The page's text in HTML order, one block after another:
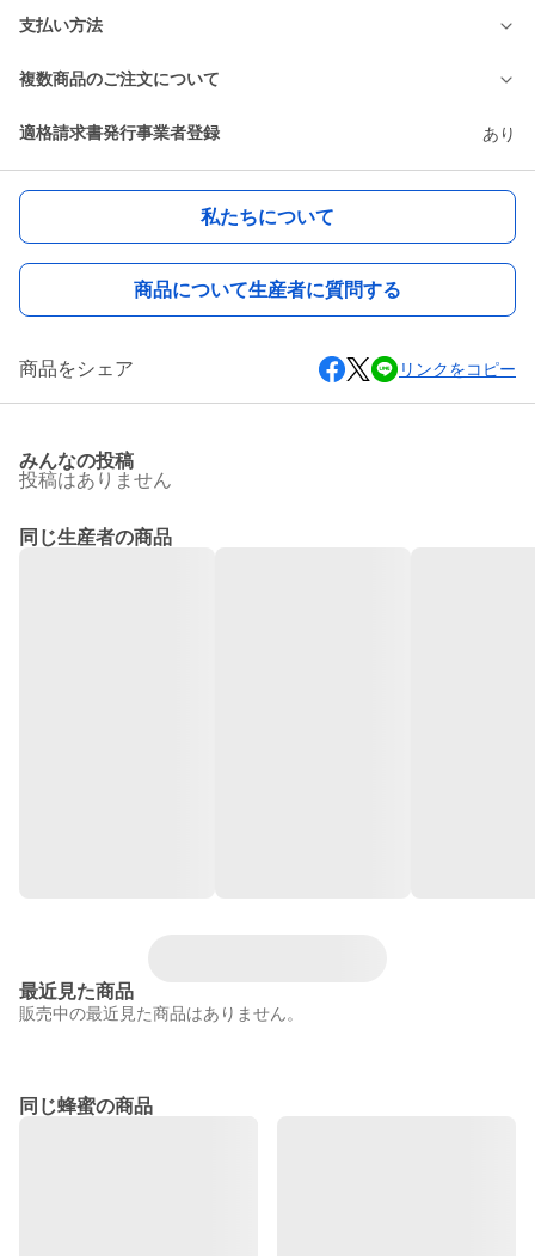
支払い方法
複数商品のご注文について
適格請求書発行事業者登録 あり
私たちについて
商品について生産者に質問する
商品をシェア リンクをコピー
みんなの投稿
投稿はありません
同じ生産者の商品
最近見た商品
販売中の最近見た商品はありません。
同じ蜂蜜の商品